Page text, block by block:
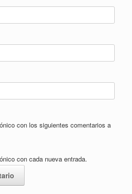
con los siguientes comentarios a
con cada nueva entrada.